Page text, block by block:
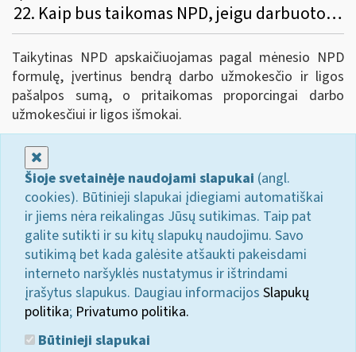
22. Kaip bus taikomas NPD, jeigu darbuotojui tą patį mėnesį bus išmokėtas darbo užmokestis ir ligos išmoka?
Taikytinas NPD apskaičiuojamas pagal mėnesio NPD
formulę, įvertinus bendrą darbo užmokesčio ir ligos
pašalpos sumą, o pritaikomas proporcingai darbo
užmokesčiui ir ligos išmokai.
Šioje svetainėje naudojami slapukai (angl.
cookies). Būtinieji slapukai įdiegiami automatiškai
ir jiems nėra reikalingas Jūsų sutikimas. Taip pat
galite sutikti ir su kitų slapukų naudojimu. Savo
sutikimą bet kada galėsite atšaukti pakeisdami
interneto naršyklės nustatymus ir ištrindami
įrašytus slapukus. Daugiau informacijos Slapukų
politika; Privatumo politika.
Būtinieji slapukai